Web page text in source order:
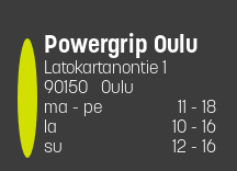
Powergrip Oulu
Latokartanontie 1
90150
Oulu
ma - pe
11 - 18
la
10 - 16
su
12 - 16